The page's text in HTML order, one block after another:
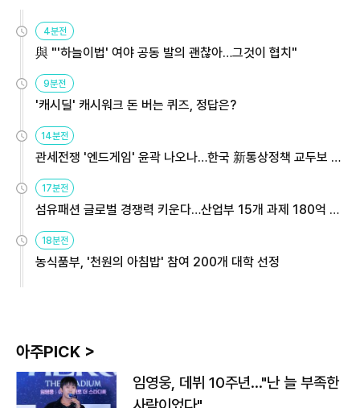
4분전
與 "'하늘이법' 여야 공동 발의 괜찮아…그것이 협치"
9분전
'캐시딜' 캐시워크 돈 버는 퀴즈, 정답은?
14분전
관세전쟁 '엔드게임' 윤곽 나오나…한국 新통상정책 교두보 활
17분전
섬유패션 글로벌 경쟁력 키운다…산업부 15개 과제 180억 지
18분전
농식품부, '천원의 아침밥' 참여 200개 대학 선정
아주PICK >
임영웅, 데뷔 10주년…"난 늘 부족한